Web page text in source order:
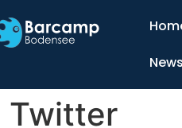
Twitter